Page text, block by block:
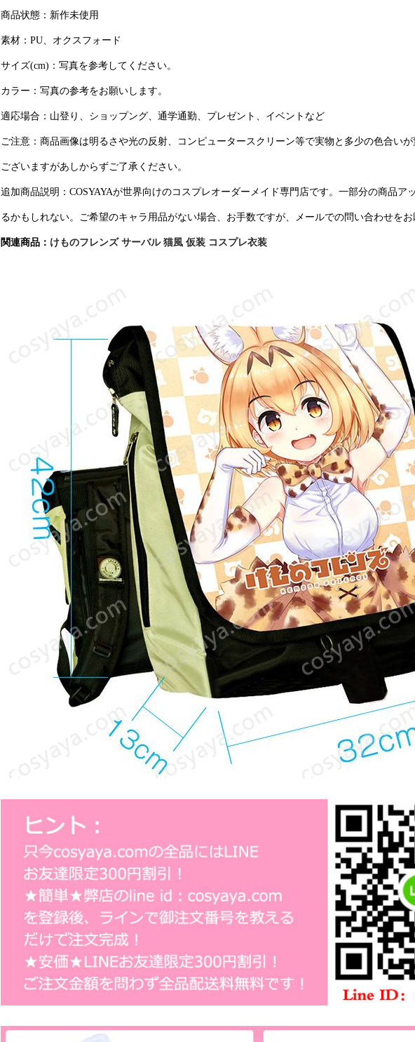
商品状態：新作未使用
素材：PU、オクスフォード
サイズ(cm)：写真を参考してください。
カラー：写真の参考をお願いします。
適応場合：山登り、ショップング、通学通勤、プレゼント、イベントなど
ご注意：商品画像は明るさや光の反射、コンピュータースクリーン等で実物と多少の色合い
ございますがあしからずご了承ください。
追加商品説明：COSYAYAが世界向けのコスプレオーダーメイド専門店です。一部分の商品ア
るかもしれない。ご希望のキャラ用品がない場合、お手数ですが、メールでの問い合わせを
関連商品： けものフレンズ サーバル 猫風 仮装 コスプレ衣装